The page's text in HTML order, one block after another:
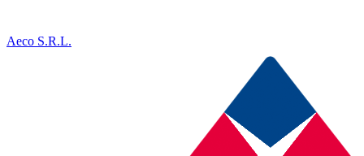
Aeco S.R.L.